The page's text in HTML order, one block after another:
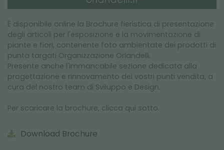
È disponibile online la Brochure fieristica di presentazione
degli articoli per l'esposizione e la movimentazione di
piante e fiori, contenente foto ambientate dei prodotti di
punta targati Organizzazione Orlandelli.
Presente anche l'immancabile sezione dedicata alla
progettazione e rinnovamento dei vostri punti vendita, a
cura del nostro team di Sviluppo e Design.
Per scaricare la brochure, clicca qui sotto.
Download Brochure